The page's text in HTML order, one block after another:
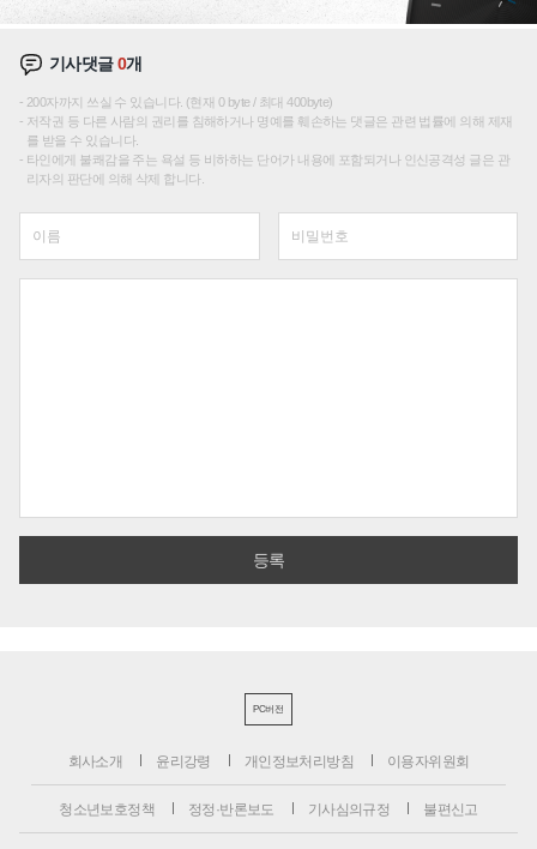
기사댓글0개
200자까지 쓰실 수 있습니다. (현재 0 byte / 최대 400byte)
저작권 등 다른 사람의 권리를 침해하거나 명예를 훼손하는 댓글은 관련 법률에 의해 제재
를 받을 수 있습니다.
타인에게 불쾌감을 주는 욕설 등 비하하는 단어가 내용에 포함되거나 인신공격성 글은 관
리자의 판단에 의해 삭제 합니다.
PC버전
회사소개 윤리강령 개인정보처리방침 이용자위원회
청소년보호정책 정정·반론보도 기사심의규정 불편신고